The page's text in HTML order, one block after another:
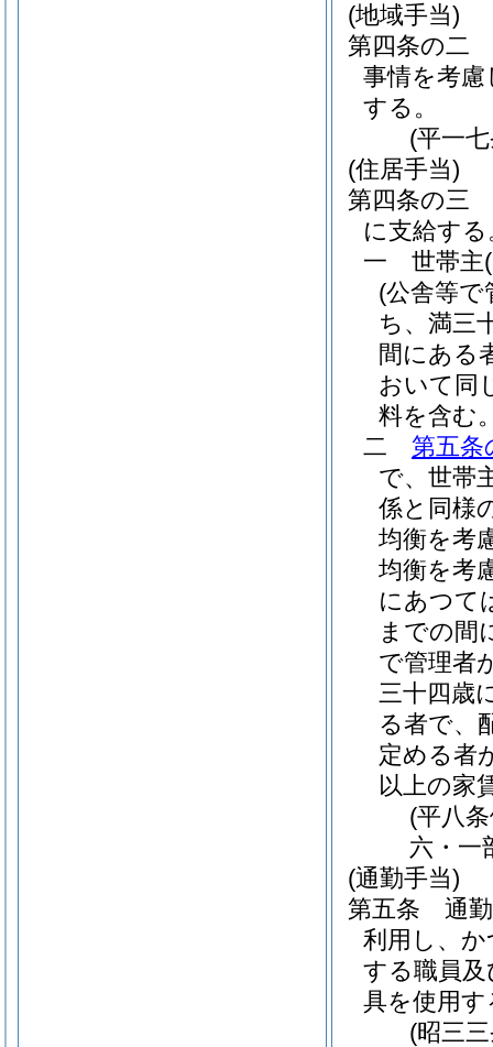
(地域手当)
第四条の二
事情を考
する。
(平一
(住居手当)
第四条の三
に支給する
一
世帯主
(公舎等
ち、満三
間にある
おいて同
料を含む
二
第五条
で、世帯
係と同様
均衡を考
均衡を考
にあつて
までの間
で管理者
三十四歳
る者で、
定める者
以上の家
(平八
六・一
(通勤手当)
第五条
通
利用し、
する職員
具を使用
(昭三